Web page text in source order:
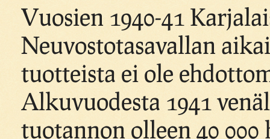
Vuosien 1940-41
Neuvostotasavallan
tuotteista ei ole
Alkuvuodesta 1941
tuotannon olleen 40